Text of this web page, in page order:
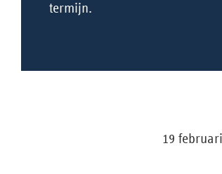
termijn.
19